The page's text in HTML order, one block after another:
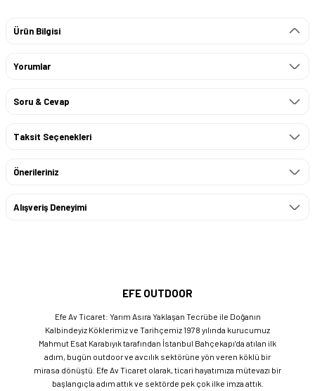
Ürün Bilgisi
Yorumlar
Soru & Cevap
Taksit Seçenekleri
Önerileriniz
Alışveriş Deneyimi
EFE OUTDOOR
Efe Av Ticaret: Yarım Asıra Yaklaşan Tecrübe ile Doğanın
Kalbindeyiz Köklerimiz ve Tarihçemiz 1978 yılında kurucumuz
Mahmut Esat Karabıyık tarafından İstanbul Bahçekapı’da atılan ilk
adım, bugün outdoor ve avcılık sektörüne yön veren köklü bir
mirasa dönüştü. Efe Av Ticaret olarak, ticari hayatımıza mütevazı bir
başlangıçla adım attık ve sektörde pek çok ilke imza attık.